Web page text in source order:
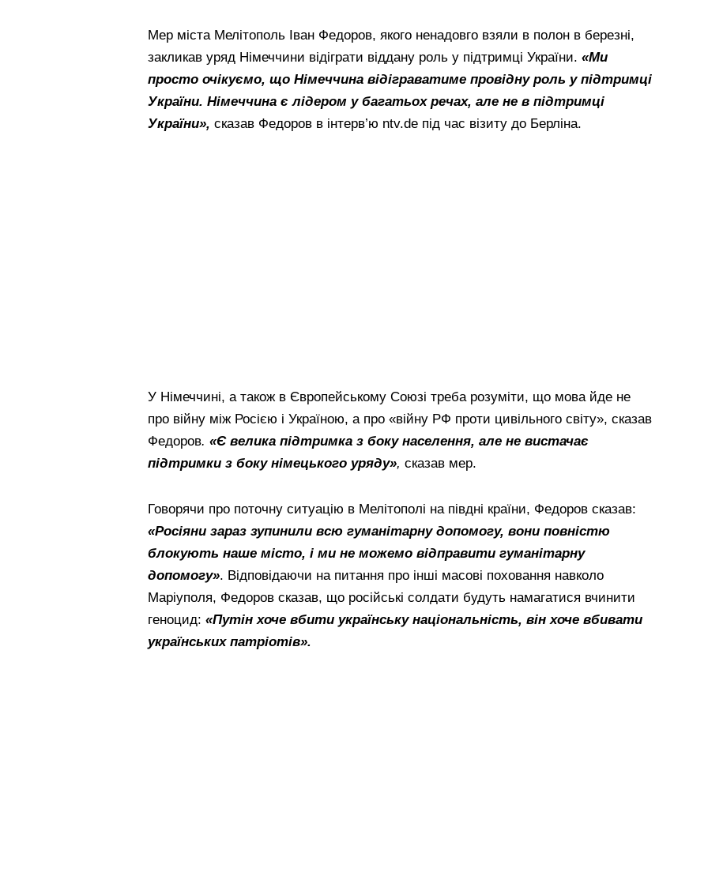
Мер міста Мелітополь Іван Федоров, якого ненадовго взяли в полон в березні,
закликав уряд Німеччини відіграти віддану роль у підтримці України. «Ми
просто очікуємо, що Німеччина відіграватиме провідну роль у підтримці
України. Німеччина є лідером у багатьох речах, але не в підтримці
України», сказав Федоров в інтерв’ю ntv.de під час візиту до Берліна.
У Німеччині, а також в Європейському Союзі треба розуміти, що мова йде не
про війну між Росією і Україною, а про «війну РФ проти цивільного світу», сказав
Федоров. «Є велика підтримка з боку населення, але не вистачає
підтримки з боку німецького уряду», сказав мер.
Говорячи про поточну ситуацію в Мелітополі на півдні країни, Федоров сказав:
«Росіяни зараз зупинили всю гуманітарну допомогу, вони повністю
блокують наше місто, і ми не можемо відправити гуманітарну
допомогу». Відповідаючи на питання про інші масові поховання навколо
Маріуполя, Федоров сказав, що російські солдати будуть намагатися вчинити
геноцид: «Путін хоче вбити українську національність, він хоче вбивати
українських патріотів».